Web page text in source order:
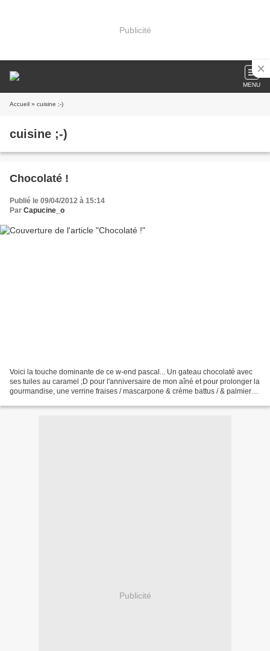
Publicité
MENU
Accueil » cuisine ;-)
cuisine ;-)
Chocolaté !
Publié le 09/04/2012 à 15:14
Par Capucine_o
Voici la touche dominante de ce w-end pascal... Un gateau chocolaté avec
ses tuiles au caramel ;D pour l'anniversaire de mon aîné et pour prolonger la
gourmandise, une verrine fraises / mascarpone & crème battus / & palmiers
Publicité